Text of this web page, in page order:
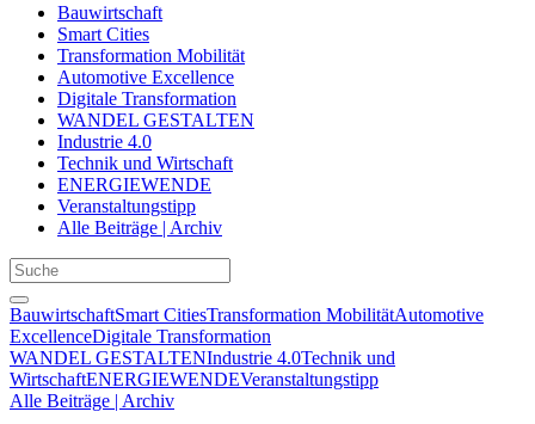
Bauwirtschaft
Smart Cities
Transformation Mobilität
Automotive Excellence
Digitale Transformation
WANDEL GESTALTEN
Industrie 4.0
Technik und Wirtschaft
ENERGIEWENDE
Veranstaltungstipp
Alle Beiträge | Archiv
BauwirtschaftSmart CitiesTransformation MobilitätAutomotive
ExcellenceDigitale Transformation
WANDEL GESTALTENIndustrie 4.0Technik und
WirtschaftENERGIEWENDEVeranstaltungstipp
Alle Beiträge | Archiv